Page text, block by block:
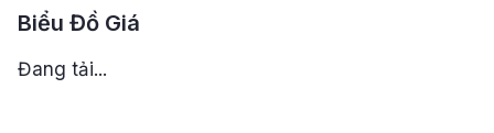
Biểu Đồ Giá
Đang tải...